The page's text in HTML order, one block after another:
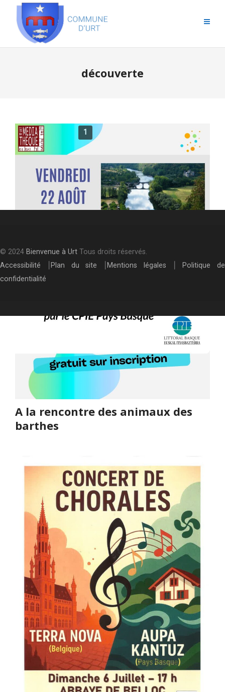
découverte
A la rencontre des animaux des
barthes
1 2
© 2024 Bienvenue à Urt Tous droits réservés.
Accessibilité
Plan du site Mentions légales
Politique de
confidentialité